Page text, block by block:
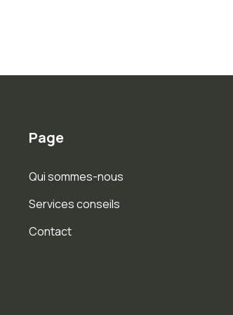
Page
Qui sommes-nous
Services conseils
Contact